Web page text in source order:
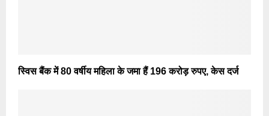
स्विस बैंक में 80 वर्षीय महिला के जमा हैं 196 करोड़ रुपए, केस दर्ज